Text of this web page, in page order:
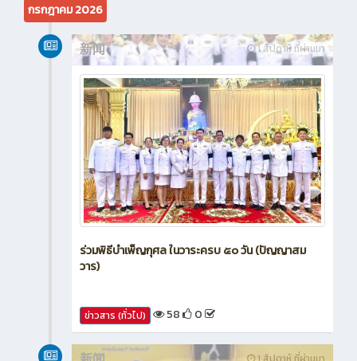
กรกฎาคม 2026
1 สัปดาห์ ที่ผ่านมา
新闻
ร่วมพิธีบำเพ็ญกุศล ในวาระครบ ๕๐ วัน (ปัญญาสม
วาร)
ข่าวสาร (ทั่วไป) 58 0